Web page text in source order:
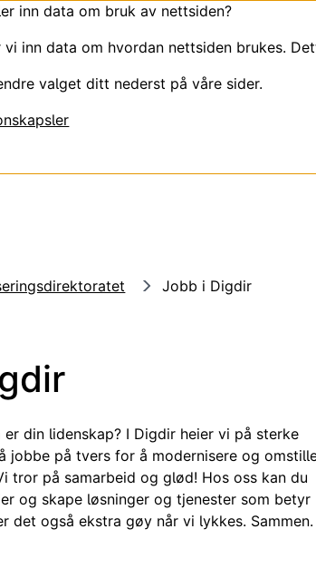
inn data om bruk av nettsiden?
inn data om hvordan nettsiden brukes.
valget ditt nederst på våre sider.
Jobb i Digdir
din lidenskap? I Digdir heier vi på sterke
jobbe på tvers for å modernisere og
tror på samarbeid og glød! Hos oss kan du
og skape løsninger og tjenester som betyr
det også ekstra gøy når vi lykkes. Sammen.